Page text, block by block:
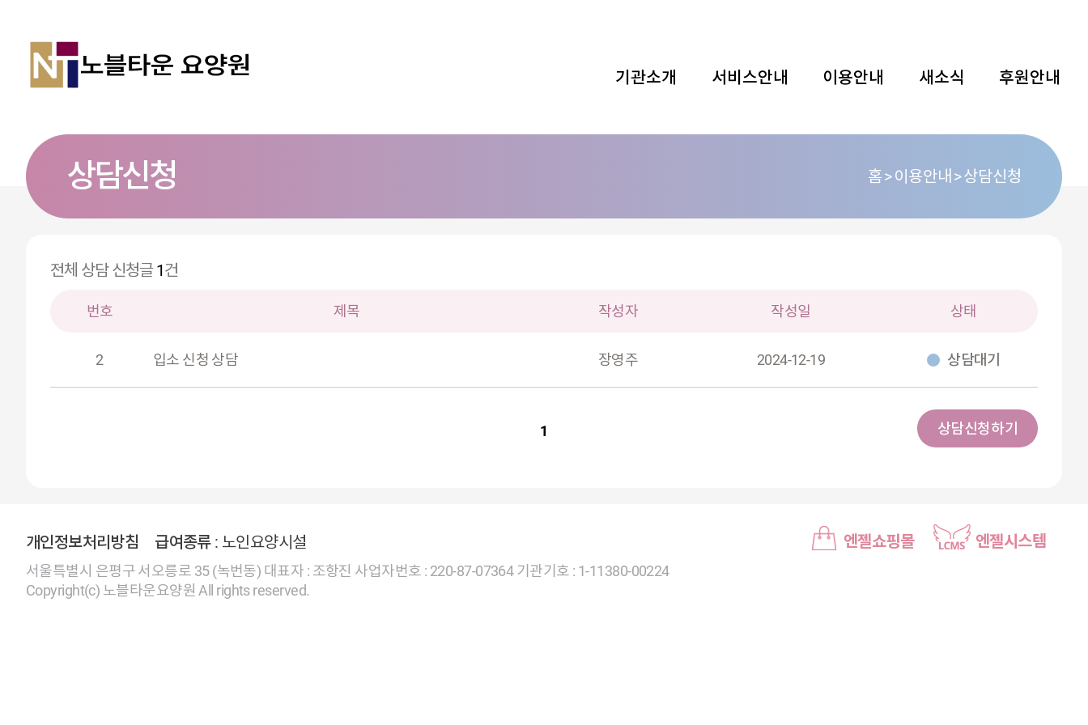
기관소개 서비스안내 이용안내 새소식 후원안내
상담신청 홈 이용안내 상담신청
전체 상담 신청글1건
번호 제목 작성자 작성일 상태
2 입소 신청 상담 장영주 2024-12-19 상담대기
1 상담신청하기
엔젤쇼핑몰 엔젤시스템
개인정보처리방침 급여종류 : 노인요양시설
서울특별시 은평구 서오릉로 35 (녹번동) 대표자 : 조항진 사업자번호 : 220-87-07364 기관기호 : 1-11380-00224
Copyright(c) 노블타운요양원 All rights reserved.